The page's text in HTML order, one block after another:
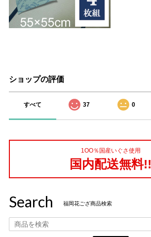
ショップの評価
すべて 37 0
1OO％国産いぐさ使用
国内配送無料!!
Search 福岡花ござ商品検索